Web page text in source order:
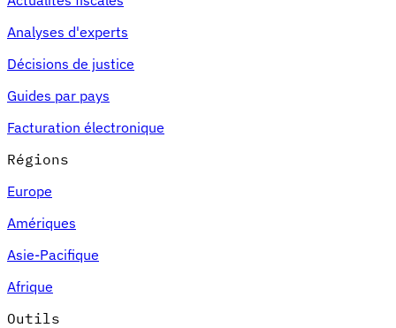
Analyses d'experts
Décisions de justice
Guides par pays
Facturation électronique
Régions
Europe
Amériques
Asie-Pacifique
Afrique
Outils